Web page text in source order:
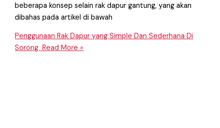
beberapa konsep selain rak dapur gantung, yang akan
dibahas pada artikel di bawah
Penggunaan Rak Dapur yang Simple Dan Sederhana Di
Sorong Read More »